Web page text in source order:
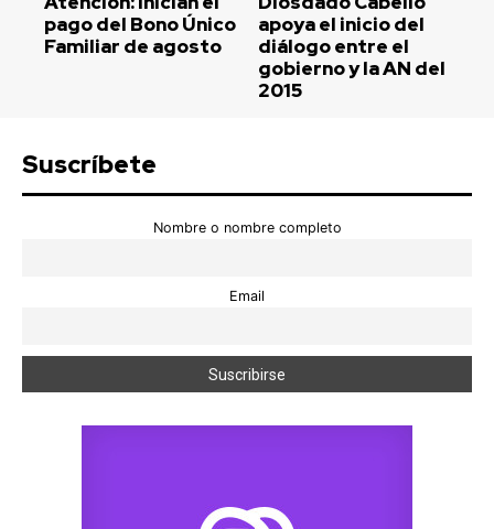
pago del Bono Único
Familiar de agosto
apoya el inicio del
diálogo entre el
gobierno y la AN del
2015
Suscríbete
Nombre o nombre completo
Email